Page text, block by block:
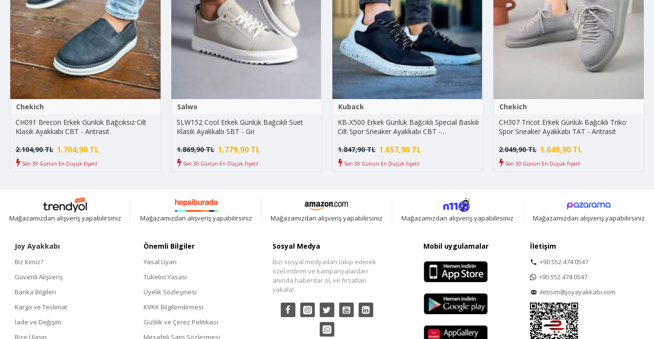
Chekich
CH091 Brecon Erkek Günlük Bağcıksız Cilt
Klasik Ayakkabı CBT - Antrasit
1.704,90 TL
2.104,90 TL
Son 30 Günün En Düşük Fiyatı!
Salwo
SLW152 Cool Erkek Günlük Bağcıklı Süet
Klasik Ayakkabı SBT - Gri
1.779,90 TL
1.869,90 TL
Son 30 Günün En Düşük Fiyatı!
Kuback
KB-X500 Erkek Günlük Bağcıklı Special Baskılı
Cilt Spor Sneaker Ayakkabı CBT -
1.657,90 TL
1.847,90 TL
Son 30 Günün En Düşük Fiyatı!
Chekich
CH307 Tricot Erkek Günlük Bağcıklı Triko
Spor Sneaker Ayakkabı TAT - Antrasit
1.649,90 TL
2.049,90 TL
Son 30 Günün En Düşük Fiyatı!
Mağazamızdan alışveriş yapabilirsiniz Mağazamızdan alışveriş yapabilirsiniz Mağazamızdan alışveriş yapabilirsiniz Mağazamızdan alışveriş yapabilirsiniz Mağazamızdan alışveriş yapabilirsiniz
Joy Ayakkabı
Biz Kimiz?
Güvenli Alışveriş
Banka Bilgileri
Kargo ve Teslimat
İade ve Değişim
Bize Ulaşın
Önemli Bilgiler
Yasal Uyarı
Tüketici Yasası
Üyelik Sözleşmesi
KVKK Bilgilendirmesi
Gizlilik ve Çerez Politikası
Mesafeli Satış Sözleşmesi
Sosyal Medya
Bizi sosyal medyadan takip ederek
özel indirim ve kampanyalardan
anında haberdar ol, ve fırsatları
yakala!
Mobil uygulamalar İletişim
+90 552 474 0547
+90 552 474 0547
iletisim@joyayakkabi.com